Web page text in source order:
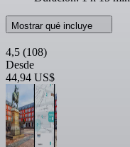
Mostrar qué incluye
4,5 (108)
Desde
44,94 US$